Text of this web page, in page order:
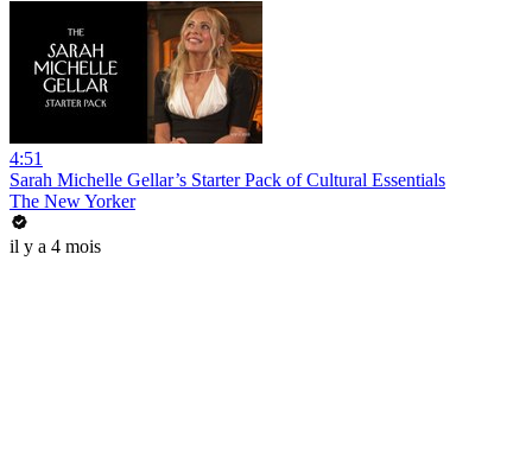
4:51
Sarah Michelle Gellar’s Starter Pack of Cultural Essentials
The New Yorker
il y a 4 mois